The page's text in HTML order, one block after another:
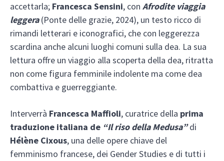
accettarla; Francesca Sensini, con Afrodite viaggia
leggera(Ponte delle grazie, 2024), un testo ricco di
rimandi letterari e iconografici, che con leggerezza
scardina anche alcuni luoghi comuni sulla dea. La sua
lettura offre un viaggio alla scoperta della dea, ritratta
non come figura femminile indolente ma come dea
combattiva e guerreggiante.
Interverrà Francesca Maffioli, curatrice della prima
traduzione italiana de “Il riso della Medusa”di
Hélène Cixous, una delle opere chiave del
femminismo francese, dei Gender Studies e di tutti i